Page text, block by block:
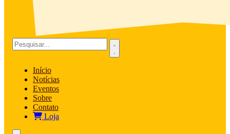
Início
Notícias
Eventos
Sobre
Contato
Loja